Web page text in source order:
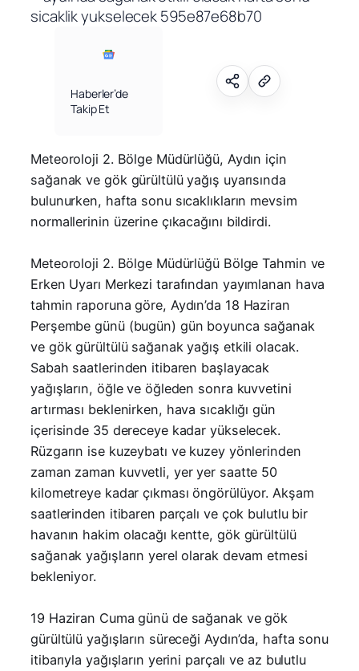
Haberler’de
Takip Et
Meteoroloji 2. Bölge Müdürlüğü, Aydın için
sağanak ve gök gürültülü yağış uyarısında
bulunurken, hafta sonu sıcaklıkların mevsim
normallerinin üzerine çıkacağını bildirdi.
Meteoroloji 2. Bölge Müdürlüğü Bölge Tahmin ve
Erken Uyarı Merkezi tarafından yayımlanan hava
tahmin raporuna göre, Aydın’da 18 Haziran
Perşembe günü (bugün) gün boyunca sağanak
ve gök gürültülü sağanak yağış etkili olacak.
Sabah saatlerinden itibaren başlayacak
yağışların, öğle ve öğleden sonra kuvvetini
artırması beklenirken, hava sıcaklığı gün
içerisinde 35 dereceye kadar yükselecek.
Rüzgarın ise kuzeybatı ve kuzey yönlerinden
zaman zaman kuvvetli, yer yer saatte 50
kilometreye kadar çıkması öngörülüyor. Akşam
saatlerinden itibaren parçalı ve çok bulutlu bir
havanın hakim olacağı kentte, gök gürültülü
sağanak yağışların yerel olarak devam etmesi
bekleniyor.
19 Haziran Cuma günü de sağanak ve gök
gürültülü yağışların süreceği Aydın’da, hafta sonu
itibarıyla yağışların yerini parçalı ve az bulutlu